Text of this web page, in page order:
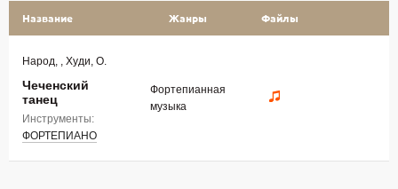
Название Жанры Файлы
Народ, , Худи, О.
Чеченский
танец
Инструменты:
ФОРТЕПИАНО
Фортепианная
музыка